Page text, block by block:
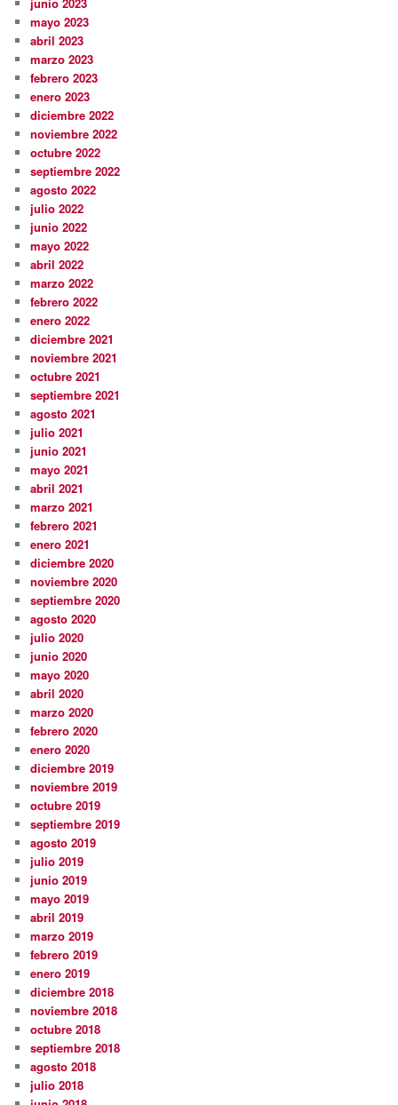
junio 2023
mayo 2023
abril 2023
marzo 2023
febrero 2023
enero 2023
diciembre 2022
noviembre 2022
octubre 2022
septiembre 2022
agosto 2022
julio 2022
junio 2022
mayo 2022
abril 2022
marzo 2022
febrero 2022
enero 2022
diciembre 2021
noviembre 2021
octubre 2021
septiembre 2021
agosto 2021
julio 2021
junio 2021
mayo 2021
abril 2021
marzo 2021
febrero 2021
enero 2021
diciembre 2020
noviembre 2020
septiembre 2020
agosto 2020
julio 2020
junio 2020
mayo 2020
abril 2020
marzo 2020
febrero 2020
enero 2020
diciembre 2019
noviembre 2019
octubre 2019
septiembre 2019
agosto 2019
julio 2019
junio 2019
mayo 2019
abril 2019
marzo 2019
febrero 2019
enero 2019
diciembre 2018
noviembre 2018
octubre 2018
septiembre 2018
agosto 2018
julio 2018